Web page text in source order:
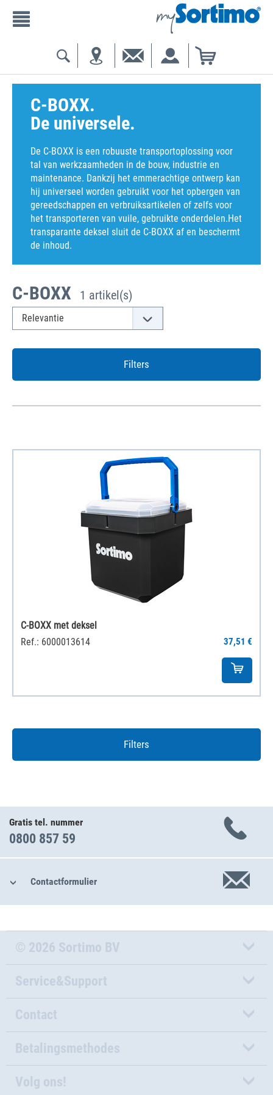
C-BOXX.
De universele.
De C-BOXX is een robuuste transportoplossing voor
tal van werkzaamheden in de bouw, industrie en
maintenance. Dankzij het emmerachtige ontwerp kan
hij universeel worden gebruikt voor het opbergen van
gereedschappen en verbruiksartikelen of zelfs voor
het transporteren van vuile, gebruikte onderdelen.Het
transparante deksel sluit de C-BOXX af en beschermt
de inhoud.
C-BOXX 1 artikel(s)
Filters
C-BOXX met deksel
Ref.: 6000013614
37,51 €
Filters
Gratis tel. nummer
0800 857 59
Contactformulier
© 2026 Sortimo BV
Service&Support
Contact
Betalingsmethodes
Volg ons!